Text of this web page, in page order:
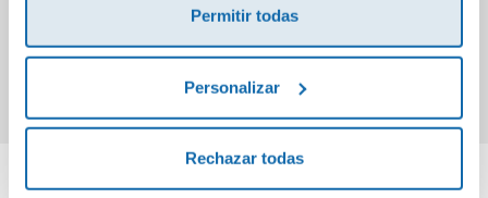
Permitir todas
Personalizar
Rechazar todas
Comprar
11,95€
Comprar